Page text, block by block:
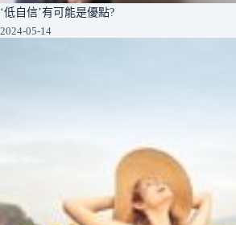
‘低自信’有可能是優點?
2024-05-14